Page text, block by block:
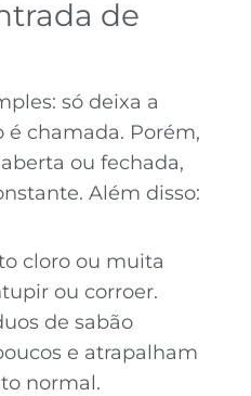
de
só deixa a
chamada. Porém,
ou fechada,
Além disso:
cloro ou muita
ou corroer.
de sabão
e atrapalham
normal.